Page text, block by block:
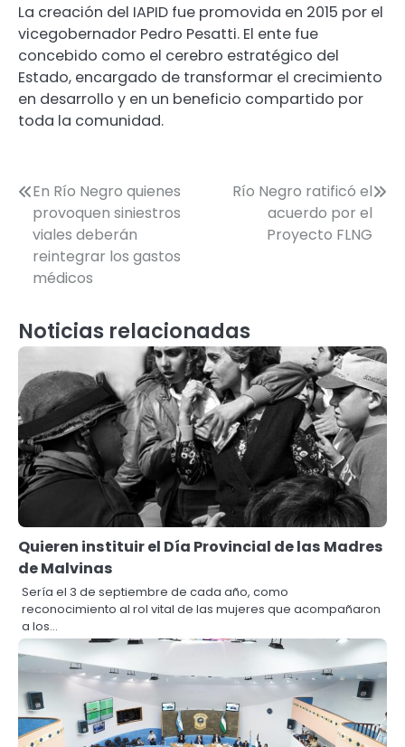
La creación del IAPID fue promovida en 2015 por el
vicegobernador Pedro Pesatti. El ente fue
concebido como el cerebro estratégico del
Estado, encargado de transformar el crecimiento
en desarrollo y en un beneficio compartido por
toda la comunidad.
Navegación
de
entradas
En Río Negro quienes
provoquen siniestros
viales deberán
reintegrar los gastos
médicos
Río Negro ratificó el
acuerdo por el
Proyecto FLNG
Noticias relacionadas
Quieren instituir el Día Provincial de las Madres
de Malvinas
Sería el 3 de septiembre de cada año, como
reconocimiento al rol vital de las mujeres que acompañaron
a los…